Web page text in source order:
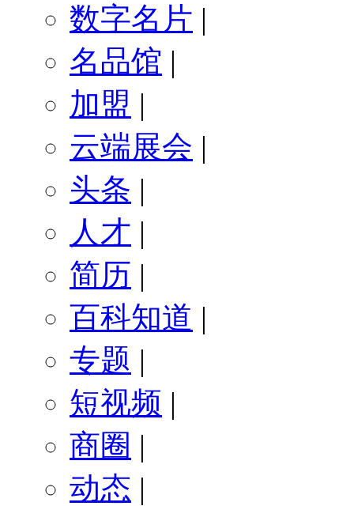
数字名片 |
名品馆 |
加盟 |
云端展会 |
头条 |
人才 |
简历 |
百科知道 |
专题 |
短视频 |
商圈 |
动态 |